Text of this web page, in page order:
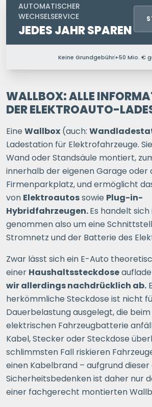
AUTOMATISCHER
WECHSELSERVICE
JEDES JAHR SPAREN
PERSONEN IM HAUSHALT
Ihre Postleitzahl
ERSPARNIS
oderdirekt
Keine Grundgebühr+50 Mio. €
WALLBOX: ALLE
DER ELEKTROAUTO-
Eine Wallbox (auch:
Ladestation für Elektrofahrzeuge.
Wand oder Standsäule montiert,
innerhalb der eigenen Garage oder
Firmenparkplatz, und ermöglicht
von Elektroautossowie Plug-in-
Hybridfahrzeugen.Es handelt
genommen also um eine
Stromnetz und der Batterie des
Zwar lässt sich ein E-Auto
einer Haushaltssteckdose
wir allerdings nachdrücklich ab.
herkömmliche Steckdose ist nicht
Dauerbelastung ausgelegt, die
elektrischen Fahrzeugbatterie
Kabel, Stecker oder Steckdose
schlimmsten Fall riskieren
einen Kabelbrand – aufgrund
Sicherheitsbedenken ist daher nur
einer fachgerecht montierten